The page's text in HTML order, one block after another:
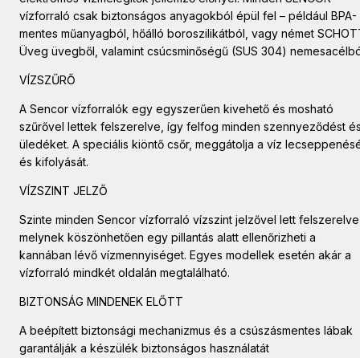
vízforraló csak biztonságos anyagokból épül fel – például BPA-
mentes műanyagból, hőálló boroszilikátból, vagy német
Üveg üvegből, valamint csúcsminőségű (SUS 304)
VÍZSZŰRŐ
A Sencor vízforralók egy egyszerűen kivehető és mosható
szűrővel lettek felszerelve, így felfog minden szennyeződést
üledéket. A speciális kiöntő csőr, meggátolja a víz
és kifolyását.
VÍZSZINT JELZŐ
Szinte minden Sencor vízforraló vízszint jelzővel lett
melynek köszönhetően egy pillantás alatt ellenőrizheti a
kannában lévő vízmennyiséget. Egyes modellek esetén akár a
vízforraló mindkét oldalán megtalálható.
BIZTONSÁG MINDENEK ELŐTT
A beépített biztonsági mechanizmus és a csúszásmentes lábak
garantálják a készülék biztonságos használatát